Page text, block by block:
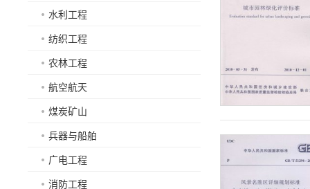
水利工程
纺织工程
农林工程
航空航天
煤炭矿山
兵器与船舶
广电工程
消防工程